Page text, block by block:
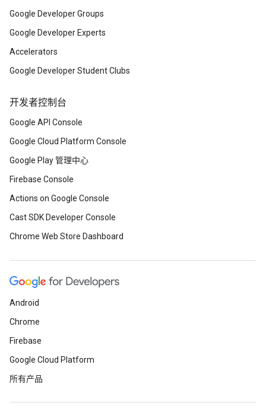
Google Developer Groups
Google Developer Experts
Accelerators
Google Developer Student Clubs
开发者控制台
Google API Console
Google Cloud Platform Console
Google Play 管理中心
Firebase Console
Actions on Google Console
Cast SDK Developer Console
Chrome Web Store Dashboard
Android
Chrome
Firebase
Google Cloud Platform
所有产品